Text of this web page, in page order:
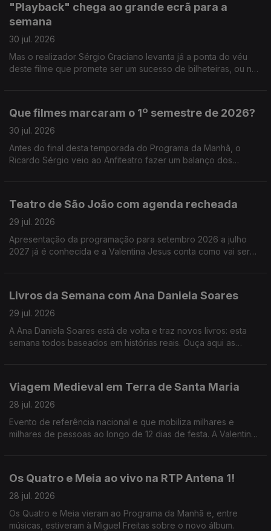
"Playback" chega ao grande ecrã para a
semana
30 jul. 2026
Mas o realizador Sérgio Graciano levanta já a ponta do véu
deste filme que promete ser um sucesso de bilheteiras, ou não
Que filmes marcaram o 1º semestre de 2026?
30 jul. 2026
Antes do final desta temporada do Programa da Manhã, o
Ricardo Sérgio veio ao Anfiteatro fazer um balanço dos
Teatro de São João com agenda recheada
29 jul. 2026
Apresentação da programação para setembro 2026 a julho
2027 já é conhecida e a Valentina Jesus conta como vai ser
Livros da Semana com Ana Daniela Soares
29 jul. 2026
A Ana Daniela Soares está de volta e traz novos livros: esta
semana todos baseados em histórias reais. Ouça aqui as
Viagem Medieval em Terra de Santa Maria
28 jul. 2026
Evento de referência nacional e que mobiliza milhares e
milhares de pessoas ao longo de 12 dias de festa. A Valentina
Os Quatro e Meia ao vivo na RTP Antena 1!
28 jul. 2026
Os Quatro e Meia vieram ao Programa da Manhã e, entre
músicas, estiveram à Miguel Freitas sobre o novo álbum.